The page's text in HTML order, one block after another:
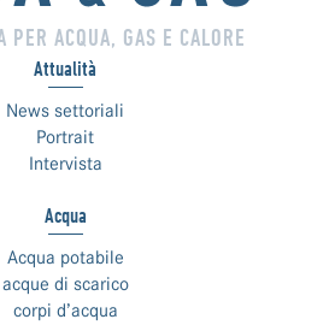
PER ACQUA, GAS E CALORE
Attualità
News settoriali
Portrait
Intervista
Acqua
Acqua potabile
acque di scarico
corpi d’acqua